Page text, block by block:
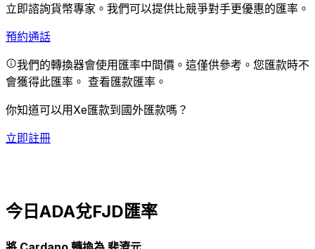
立即諮詢貨幣專家。 我們可以提供比競爭對手更優惠的匯率。
預約通話
我們的轉換器會使用匯率中間價。這僅供參考。您匯款時不
會獲得此匯率。 查看匯款匯率。
你知道可以用Xe匯款到國外匯款嗎？
立即註冊
今日ADA兌FJD匯率